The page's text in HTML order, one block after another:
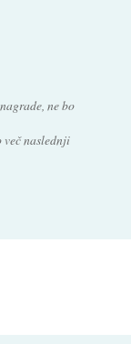
ne bo
naslednji